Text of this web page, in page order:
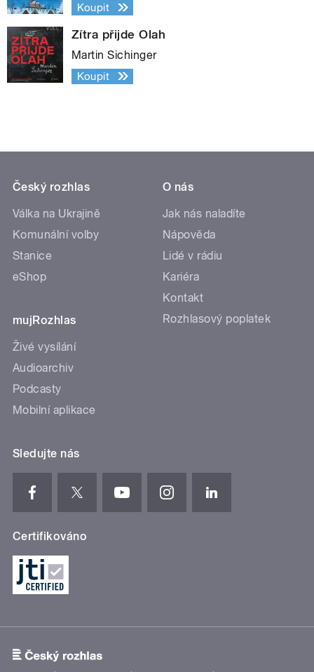
Koupit
Zítra přijde Olah
Martin Sichinger
Koupit
Český rozhlas
Válka na Ukrajině
Komunální volby
Stanice
eShop
mujRozhlas
Živé vysílání
Audioarchiv
Podcasty
Mobilní aplikace
O nás
Jak nás naladíte
Nápověda
Lidé v rádiu
Kariéra
Kontakt
Rozhlasový poplatek
Sledujte nás
Certifikováno